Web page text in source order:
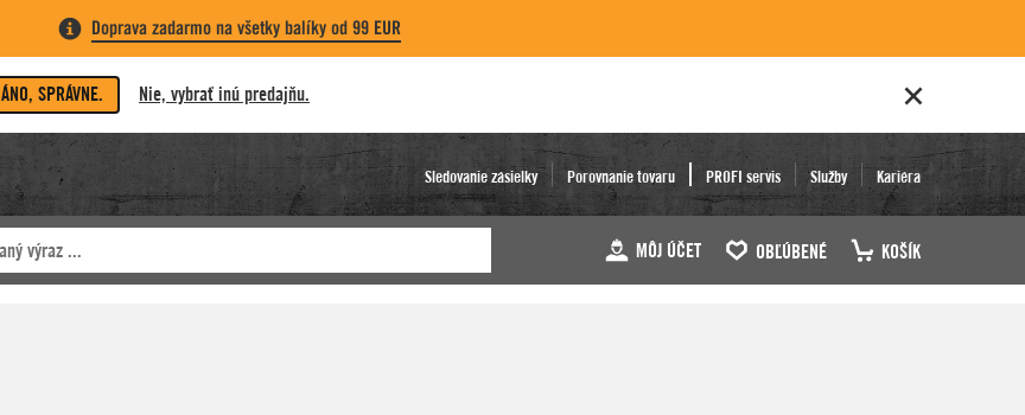
Doprava zadarmo na všetky balíky od 99 EUR
ÁNO, SPRÁVNE. Nie, vybrať inú predajňu.
Sledovanie zásielky Porovnanie tovaru PROFI servis Služby Kariéra
MÔJ ÚČET OBĽÚBENÉ KOŠÍK